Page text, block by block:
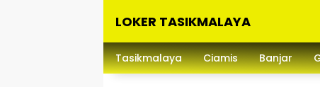
LOKER TASIKMALAYA
Lowongan
Kerja
Tasikmalaya Ciamis Banjar